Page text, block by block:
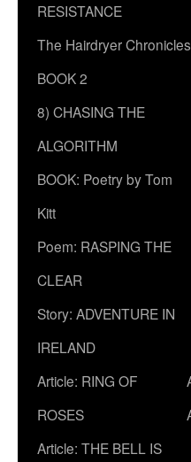
RESISTANCE
The Hairdryer Chronicles
BOOK 2
8) CHASING THE
ALGORITHM
BOOK: Poetry by Tom
Kitt
Poem: RASPING THE
CLEAR
Story: ADVENTURE IN
IRELAND
Article: RING OF
ROSES
Article: THE BELL IS